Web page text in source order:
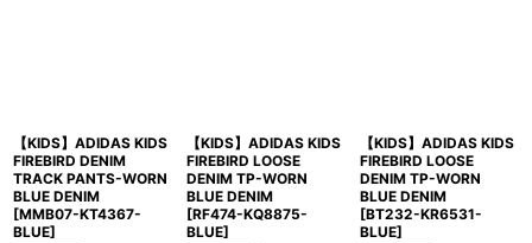
【KIDS】ADIDAS KIDS
FIREBIRD DENIM
TRACK PANTS-WORN
BLUE DENIM
[MMB07-KT4367-
BLUE]
【KIDS】ADIDAS KIDS
FIREBIRD LOOSE
DENIM TP-WORN
BLUE DENIM
[RF474-KQ8875-
BLUE]
【KIDS】ADIDAS KIDS
FIREBIRD LOOSE
DENIM TP-WORN
BLUE DENIM
[BT232-KR6531-
BLUE]